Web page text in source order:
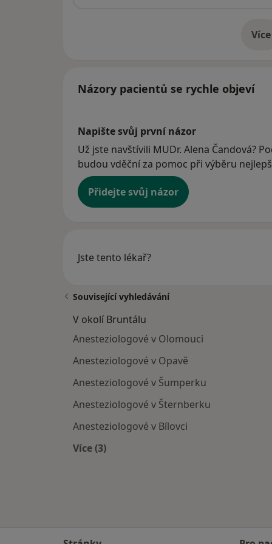
Více
o
Názory pacientů se rychle objeví
Napište svůj první názor
Už jste navštívili MUDr. Alena Čandová?
budou vděční za pomoc při výběru
Přidejte svůj názor
Jste tento lékař?
Související vyhledávání
V okolí Bruntálu
Anesteziologové v Olomouci
Anesteziologové v Opavě
Anesteziologové v Šumperku
Anesteziologové v Šternberku
Anesteziologové v Bílovci
Více (3)